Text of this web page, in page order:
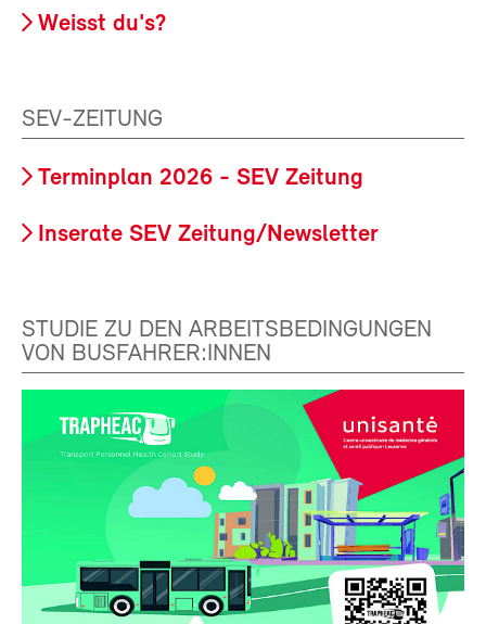
Weisst du's?
SEV-ZEITUNG
Terminplan 2026 - SEV Zeitung
Inserate SEV Zeitung/Newsletter
STUDIE ZU DEN ARBEITSBEDINGUNGEN
VON BUSFAHRER:INNEN